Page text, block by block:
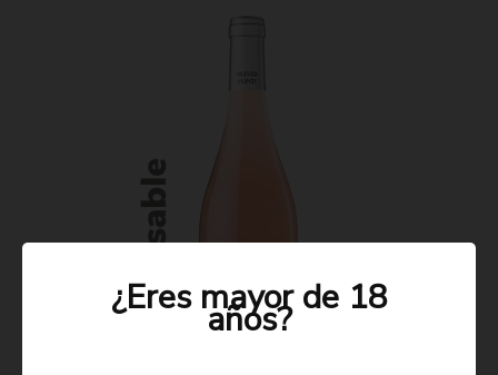
¿Eres mayor de 18
años?